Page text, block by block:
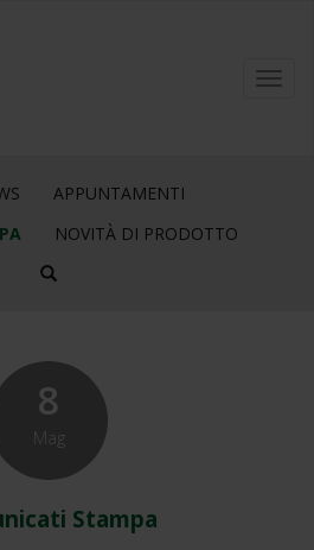
APPUNTAMENTI
NOVITÀ DI PRODOTTO
8
Mag
Stampa